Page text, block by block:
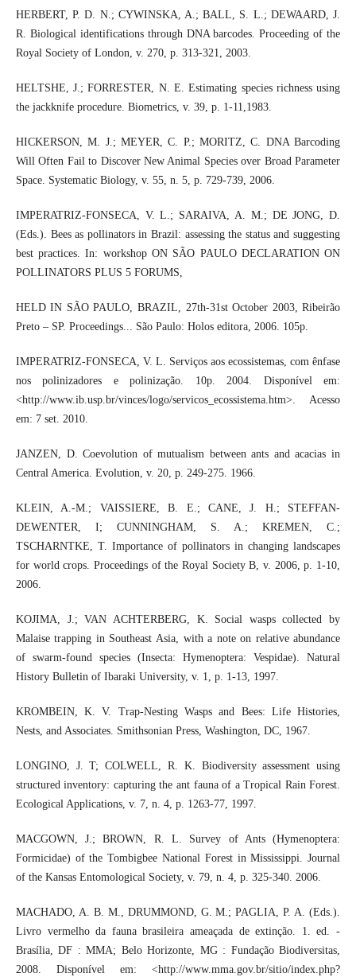
HERBERT, P. D. N.; CYWINSKA, A.; BALL, S. L.; DEWAARD, J.
R. Biological identifications through DNA barcodes. Proceeding of the
Royal Society of London, v. 270, p. 313-321, 2003.
HELTSHE, J.; FORRESTER, N. E. Estimating species richness using
the jackknife procedure. Biometrics, v. 39, p. 1-11,1983.
HICKERSON, M. J.; MEYER, C. P.; MORITZ, C. DNA Barcoding
Will Often Fail to Discover New Animal Species over Broad Parameter
Space. Systematic Biology, v. 55, n. 5, p. 729-739, 2006.
IMPERATRIZ-FONSECA, V. L.; SARAIVA, A. M.; DE JONG, D.
(Eds.). Bees as pollinators in Brazil: assessing the status and suggesting
best practices. In: workshop ON SÃO PAULO DECLARATION ON
POLLINATORS PLUS 5 FORUMS,
HELD IN SÃO PAULO, BRAZIL, 27th-31st October 2003, Ribeirão
Preto – SP. Proceedings... São Paulo: Holos editora, 2006. 105p.
IMPERATRIZ-FONSECA, V. L. Serviços aos ecossistemas, com ênfase
nos polinizadores e polinização. 10p. 2004. Disponível em:
<http://www.ib.usp.br/vinces/logo/servicos_ecossistema.htm>. Acesso
em: 7 set. 2010.
JANZEN, D. Coevolution of mutualism between ants and acacias in
Central America. Evolution, v. 20, p. 249-275. 1966.
KLEIN, A.-M.; VAISSIERE, B. E.; CANE, J. H.; STEFFAN-
DEWENTER, I; CUNNINGHAM, S. A.; KREMEN, C.;
TSCHARNTKE, T. Importance of pollinators in changing landscapes
for world crops. Proceedings of the Royal Society B, v. 2006, p. 1-10,
2006.
KOJIMA, J.; VAN ACHTERBERG, K. Social wasps collected by
Malaise trapping in Southeast Asia, with a note on relative abundance
of swarm-found species (Insecta: Hymenoptera: Vespidae). Natural
History Bulletin of Ibaraki University, v. 1, p. 1-13, 1997.
KROMBEIN, K. V. Trap-Nesting Wasps and Bees: Life Histories,
Nests, and Associates. Smithsonian Press, Washington, DC, 1967.
LONGINO, J. T; COLWELL, R. K. Biodiversity assessment using
structured inventory: capturing the ant fauna of a Tropical Rain Forest.
Ecological Applications, v. 7, n. 4, p. 1263-77, 1997.
MACGOWN, J.; BROWN, R. L. Survey of Ants (Hymenoptera:
Formicidae) of the Tombigbee National Forest in Mississippi. Journal
of the Kansas Entomological Society, v. 79, n. 4, p. 325-340. 2006.
MACHADO, A. B. M., DRUMMOND, G. M.; PAGLIA, P. A. (Eds.).
Livro vermelho da fauna brasileira ameaçada de extinção. 1. ed. -
Brasília, DF : MMA; Belo Horizonte, MG : Fundação Biodiversitas,
2008. Disponível em: <http://www.mma.gov.br/sitio/index.php?